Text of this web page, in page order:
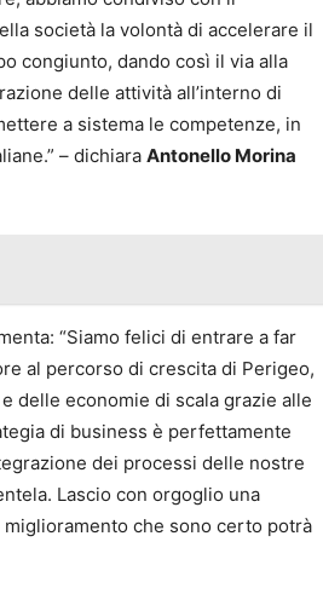
società la volontà di accelerare il
congiunto, dando così il via alla
delle attività all’interno di
a sistema le competenze, in
– dichiara Antonello Morina
“Siamo felici di entrare a far
al percorso di crescita di Perigeo,
delle economie di scala grazie alle
di business è perfettamente
dei processi delle nostre
Lascio con orgoglio una
che sono certo potrà